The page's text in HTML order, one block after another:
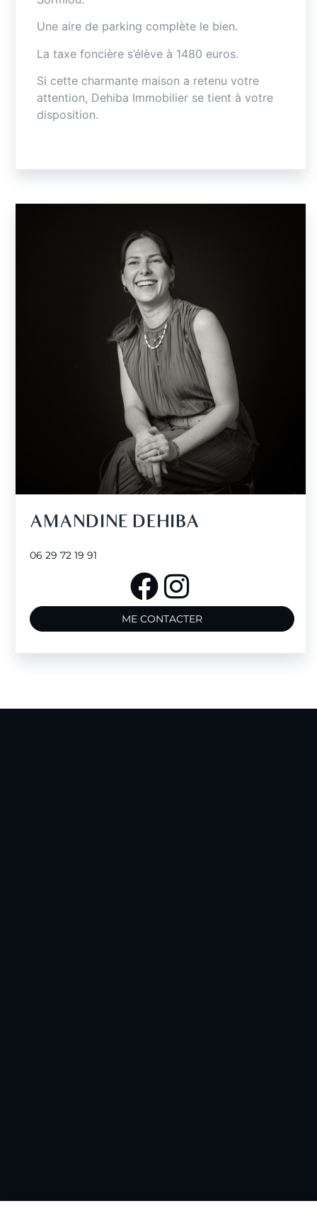
Une aire de parking complète le bien.
La taxe foncière s’élève à 1480 euros.
Si cette charmante maison a retenu votre
attention, Dehiba Immobilier se tient à votre
disposition.
AMANDINE DEHIBA
06 29 72 19 91
ME CONTACTER